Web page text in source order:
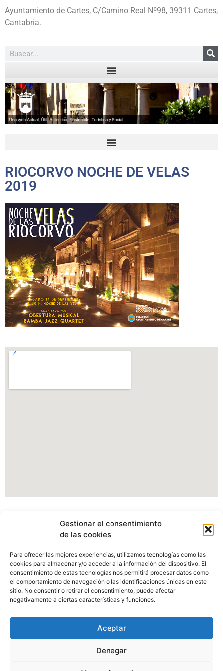
Gestionar el consentimiento
de las cookies
Para ofrecer las mejores experiencias, utilizamos tecnologías como las
cookies para almacenar y/o acceder a la información del dispositivo. El
consentimiento de estas tecnologías nos permitirá procesar datos como
el comportamiento de navegación o las identificaciones únicas en este
sitio. No consentir o retirar el consentimiento, puede afectar
negativamente a ciertas características y funciones.
Aceptar
Denegar
Ayuntamiento de Cartes, C/Camino Real Nº98, 39311 Cartes,
Cantabria.
RIOCORVO NOCHE DE VELAS
2019
pudiendo verse afectados algunos apartados, imagenes o
enlaces.
Disculpen las molestias.